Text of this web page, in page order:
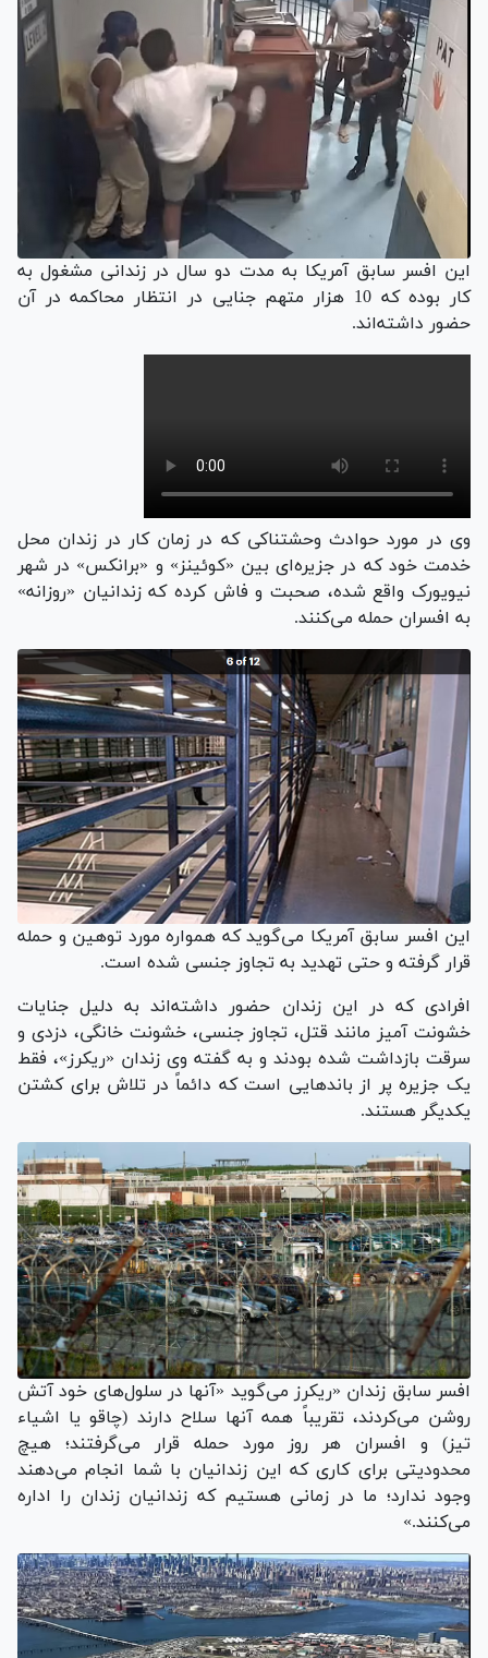
این افسر سابق آمریکا به مدت دو سال در زندانی مشغول به
کار بوده که 10 هزار متهم جنایی در انتظار محاکمه در آن
حضور داشته‌اند.
وی در مورد حوادث وحشتناکی که در زمان کار در زندان محل
خدمت خود که در جزیره‌ای بین «کوئینز» و «برانکس» در شهر
نیویورک واقع شده، صحبت و فاش کرده که زندانیان «روزانه»
به افسران حمله می‌کنند.
این افسر سابق آمریکا می‌گوید که همواره مورد توهین و حمله
قرار گرفته و حتی تهدید به تجاوز جنسی شده است.
افرادی که در این زندان حضور داشته‌اند به دلیل جنایات
خشونت آمیز مانند قتل، تجاوز جنسی، خشونت خانگی، دزدی و
سرقت بازداشت شده بودند و به گفته وی زندان «ریکرز»، فقط
یک جزیره پر از باندهایی است که دائماً در تلاش برای کشتن
یکدیگر هستند.
افسر سابق زندان «ریکرز می‌گوید «آنها در سلول‌های خود آتش
روشن می‌کردند، تقریباً همه آنها سلاح دارند (چاقو یا اشیاء
تیز) و افسران هر روز مورد حمله قرار می‌گرفتند؛ هیچ
محدودیتی برای کاری که این زندانیان با شما انجام می‌دهند
وجود ندارد؛ ما در زمانی هستیم که زندانیان زندان را اداره
می‌کنند.»